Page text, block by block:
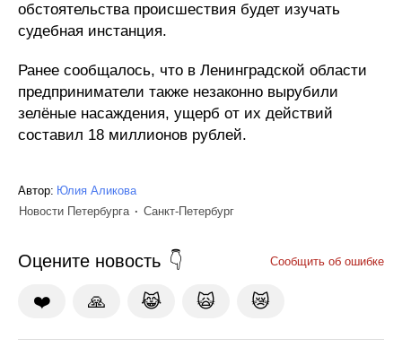
обстоятельства происшествия будет изучать
судебная инстанция.
Ранее сообщалось, что в Ленинградской области
предприниматели также незаконно вырубили
зелёные насаждения, ущерб от их действий
составил 18 миллионов рублей.
Автор: Юлия Аликова
Новости Петербурга
Санкт-Петербург
Оцените новость Сообщить об ошибке
❤️ 🙏 😹 🙀 😿